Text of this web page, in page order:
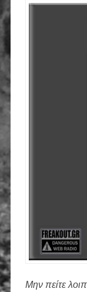
Μην πείτε